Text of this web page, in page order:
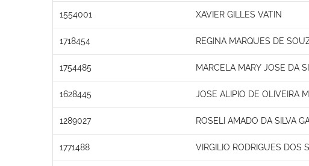
1554001 XAVIER GILLES VATIN
1718454 REGINA MARQUES DE
1754485 MARCELA MARY JOSE DA
1628445 JOSE ALIPIO DE OLIVEIRA
1289027 ROSELI AMADO DA SILVA
1771488 VIRGILIO RODRIGUES DOS